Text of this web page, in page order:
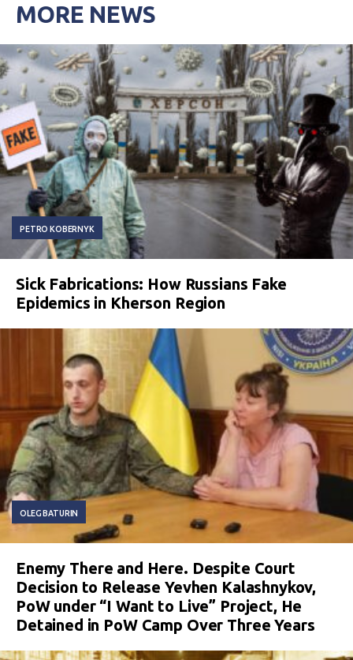
MORE NEWS
PETRO KOBERNYK
Sick Fabrications: How Russians Fake
Epidemics in Kherson Region
OLEG BATURIN
Enemy There and Here. Despite Court
Decision to Release Yevhen Kalashnykov,
PoW under “I Want to Live” Project, He
Detained in PoW Camp Over Three Years